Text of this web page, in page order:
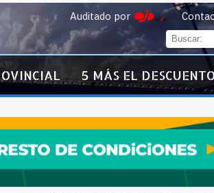
Auditado por
5 MÁS EL DESCUENTO